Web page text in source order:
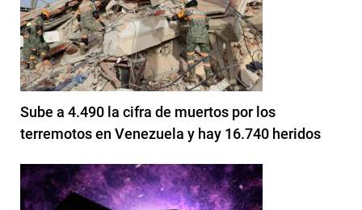
Sube a 4.490 la cifra de muertos por los
terremotos en Venezuela y hay 16.740 heridos